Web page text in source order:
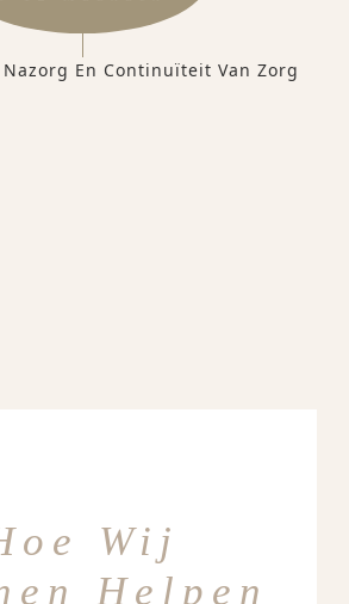
En Continuïteit Van Zorg
Wij
Helpen